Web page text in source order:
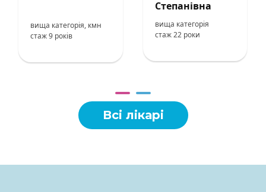
вища категорія, кмн
стаж 9 років
Степанівна
вища категорія
стаж 22 роки
Всі лікарі